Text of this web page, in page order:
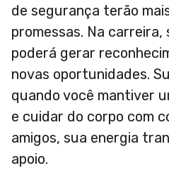
de segurança terão
promessas. Na
poderá gerar
novas oportunidades.
quando você mantiver
e cuidar do corpo com
amigos, sua energia
apoio.